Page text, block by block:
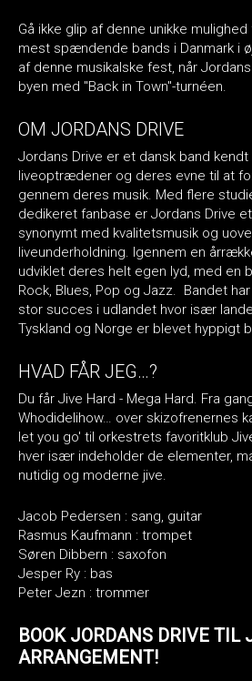
Gå ikke glip af denne unikke
mest spændende bands i Danmark i
af denne musikalske fest, når
byen med "Back in Town"-turnéen.
OM JORDANS DRIVE
Jordans Drive er et dansk band
liveoptrædener og deres evne til at
gennem deres musik. Med flere
dedikeret fanbase er Jordans Drive
synonymt med kvalitetsmusik og
liveunderholdning. Igennem en
udviklet deres helt egen lyd, med en
Rock, Blues, Pop og Jazz. Bandet
stor succes i udlandet hvor især
Tyskland og Norge er blevet hyppigt
⁠HVAD FÅR JEG…?
⁠⁠Du får Jive Hard - Mega Hard. Fra
Whodidelihow… over skizofrenernes
let you go' til orkestrets favoritklub
hver især indeholder de elementer,
nutidig og moderne jive.
Jacob Pedersen : sang, guitar
Rasmus Kaufmann : trompet
Søren Dibbern : saxofon
Jesper Ry : bas
Peter Jezn : trommer
BOOK JORDANS DRIVE
ARRANGEMENT!